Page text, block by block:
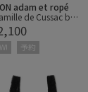
adam et ropé
de Cussac by
】アートプリント
スリーブTシャツ
予約